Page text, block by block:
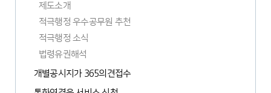
열
림
제도소개
적극행정 우수공무원 추천
적극행정 소식
법령유권해석
개별공시지가 365의견접수